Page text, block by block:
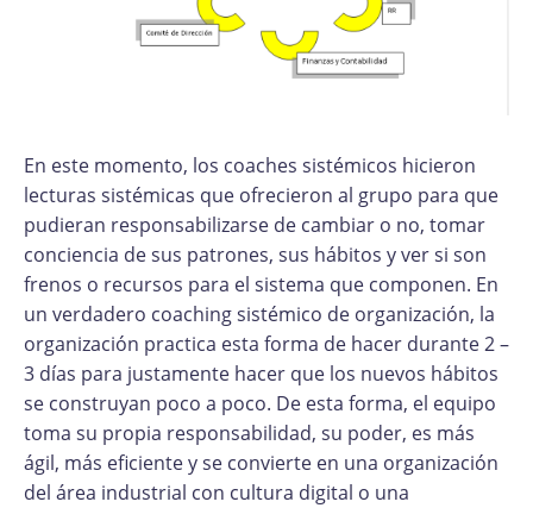
En este momento, los coaches sistémicos hicieron
lecturas sistémicas que ofrecieron al grupo para que
pudieran responsabilizarse de cambiar o no, tomar
conciencia de sus patrones, sus hábitos y ver si son
frenos o recursos para el sistema que componen. En
un verdadero coaching sistémico de organización, la
organización practica esta forma de hacer durante 2 –
3 días para justamente hacer que los nuevos hábitos
se construyan poco a poco. De esta forma, el equipo
toma su propia responsabilidad, su poder, es más
ágil, más eficiente y se convierte en una organización
del área industrial con cultura digital o una